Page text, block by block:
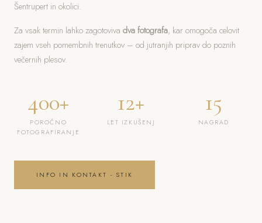
Šentrupert in okolici.
Za vsak termin lahko zagotoviva dva fotografa, kar omogoča celovit
zajem vseh pomembnih trenutkov – od jutranjih priprav do poznih
večernih plesov.
400+
POROČNO
FOTOGRAFIRANJE
12+
LET IZKUŠENJ
15
NAGRAD
INFO IN KONTAKT - STIK